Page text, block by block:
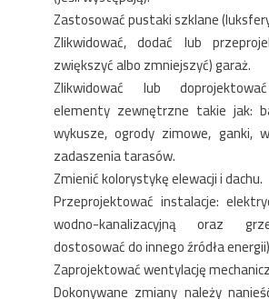
Zastosować pustaki szklane
Zlikwidować, dodać lub
zwiększyć albo zmniejszyć) garaż.
Zlikwidować lub
elementy zewnętrzne takie jak:
wykusze, ogrody zimowe, ganki,
zadaszenia tarasów.
Zmienić kolorystykę elewacji i dachu.
Przeprojektować instalacje:
wodno-kanalizacyjną oraz
dostosować do innego źródła
Zaprojektować wentylację
Dokonywane zmiany należy